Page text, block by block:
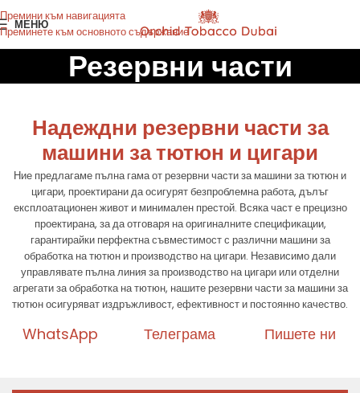
Премини към навигацията
Преминете към основното съдържание
МЕНЮ
Резервни части
Надеждни резервни части за
машини за тютюн и цигари
Ние предлагаме пълна гама от резервни части за машини за тютюн и
цигари, проектирани да осигурят безпроблемна работа, дълъг
експлоатационен живот и минимален престой. Всяка част е прецизно
проектирана, за да отговаря на оригиналните спецификации,
гарантирайки перфектна съвместимост с различни машини за
обработка на тютюн и производство на цигари. Независимо дали
управлявате пълна линия за производство на цигари или отделни
агрегати за обработка на тютюн, нашите резервни части за машини за
тютюн осигуряват издръжливост, ефективност и постоянно качество.
WhatsApp Телеграма Пишете ни